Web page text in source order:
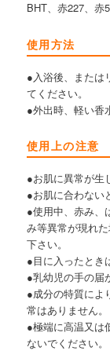
BHT、赤227、赤
使用方法
●入浴後、または
てください。
●外出時、軽い香
使用上の注意
●お肌に異常が生
●お肌に合わない
●使用中、赤み、
み等異常が現れ
下さい。
●目に入ったとき
●乳幼児の手の届
●成分の特質によ
常はありません。
●極端に高温又は
ないでください。